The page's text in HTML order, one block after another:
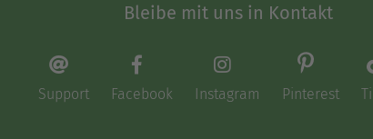
Bleibe mit uns in Kontakt
Support Facebook Instagram Pinterest